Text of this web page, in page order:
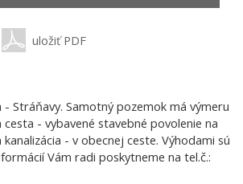
uložiť PDF
Stráňavy. Samotný pozemok má výmeru
- vybavené stavebné povolenie na
- v obecnej ceste. Výhodami sú
Vám radi poskytneme na tel.č.: